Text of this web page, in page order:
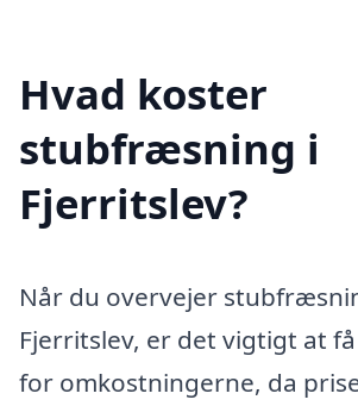
Hvad koster
stubfræsning i
Fjerritslev?
Når du overvejer
Fjerritslev, er det vigtigt at
for omkostningerne, da